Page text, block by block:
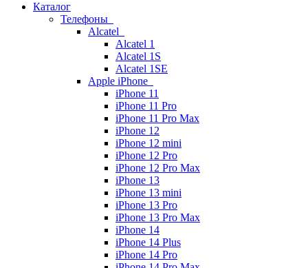
Каталог
Телефоны
Alcatel
Alcatel 1
Alcatel 1S
Alcatel 1SE
Apple iPhone
iPhone 11
iPhone 11 Pro
iPhone 11 Pro Max
iPhone 12
iPhone 12 mini
iPhone 12 Pro
iPhone 12 Pro Max
iPhone 13
iPhone 13 mini
iPhone 13 Pro
iPhone 13 Pro Max
iPhone 14
iPhone 14 Plus
iPhone 14 Pro